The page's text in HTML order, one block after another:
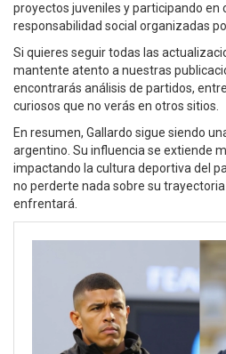
proyectos juveniles y participando en
responsabilidad social organizadas
Si quieres seguir todas las
mantente atento a nuestras
encontrarás análisis de partidos,
curiosos que no verás en otros sitios.
En resumen, Gallardo sigue siendo
argentino. Su influencia se extiende
impactando la cultura deportiva del
no perderte nada sobre su
enfrentará.